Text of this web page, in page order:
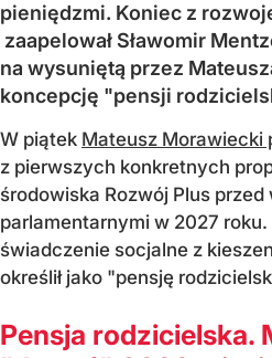
pieniędzmi. Koniec z
zaapelował Sławomir
na wysuniętą przez
koncepcję "pensji
W piątek Mateusz Morawiecki
z pierwszych konkretnych
środowiska Rozwój Plus
parlamentarnymi w 2027
świadczenie socjalne z
określił jako "pensję
Pensja rodzicielska.